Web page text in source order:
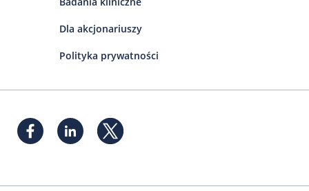
Dla akcjonariuszy
Polityka prywatności